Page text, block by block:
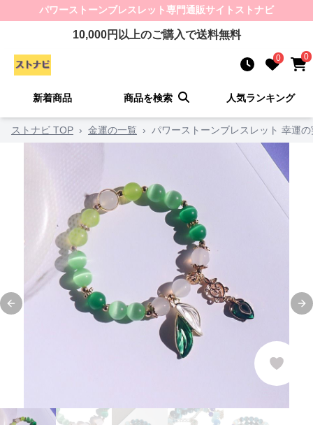
パワーストーンブレスレット専門通販サイト ストナビ
10,000円以上のご購入で送料無料
0 0
新着商品 商品を検索 人気ランキング
ストナビ TOP › 金運の一覧 › パワーストーンブレスレット 幸運
Previous slide